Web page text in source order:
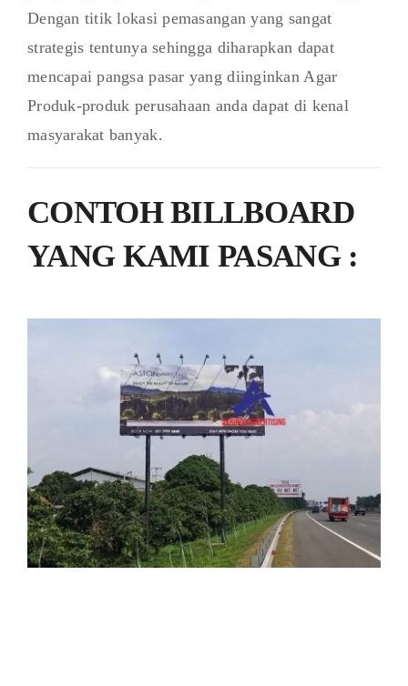
Dengan titik lokasi pemasangan yang sangat
strategis tentunya sehingga diharapkan dapat
mencapai pangsa pasar yang diinginkan Agar
Produk-produk perusahaan anda dapat di kenal
masyarakat banyak.
CONTOH BILLBOARD
YANG KAMI PASANG :